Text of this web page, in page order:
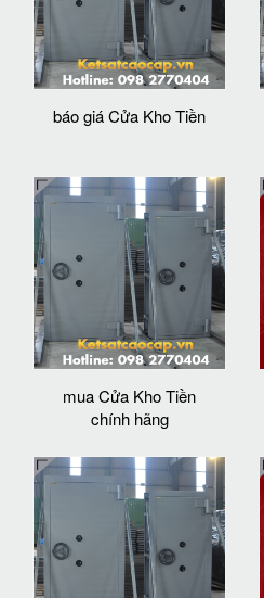
báo giá Cửa Kho Tiền
mua Cửa Kho Tiền
chính hãng